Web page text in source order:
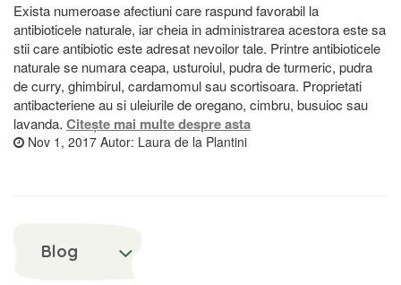
Exista numeroase afectiuni care raspund favorabil la
antibioticele naturale, iar cheia in administrarea acestora este sa
stii care antibiotic este adresat nevoilor tale. Printre antibioticele
naturale se numara ceapa, usturoiul, pudra de turmeric, pudra
de curry, ghimbirul, cardamomul sau scortisoara. Proprietati
antibacteriene au si uleiurile de oregano, cimbru, busuioc sau
lavanda. Citește mai multe despre asta
Nov 1, 2017 Autor: Laura de la Plantini
Blog